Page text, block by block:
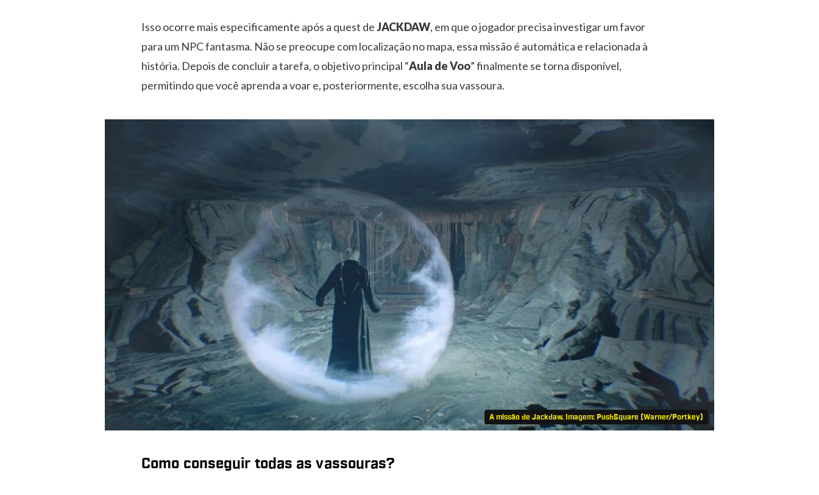
Isso ocorre mais especificamente após a quest deJACKDAW, em que o jogador precisa investigar um favor
para um NPC fantasma. Não se preocupe com localização no mapa, essa missão é automática e relacionada à
história. Depois de concluir a tarefa, o objetivo principal “Aula de Voo” finalmente se torna disponível,
permitindo que você aprenda a voar e, posteriormente, escolha sua vassoura.
A missão de Jackdaw. Imagem: PushSquare (Warner/Portkey)
Como conseguir todas as vassouras?